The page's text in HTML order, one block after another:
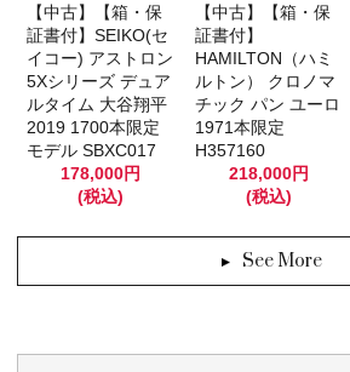
【中古】【箱・保
証書付】SEIKO(セ
イコー) アストロン
5Xシリーズ デュア
ルタイム 大谷翔平
2019 1700本限定
モデル SBXC017
178,000円
(税込)
【中古】【箱・保
証書付】
HAMILTON（ハミ
ルトン） クロノマ
チック パン ユーロ
1971本限定
H357160
218,000円
(税込)
See More